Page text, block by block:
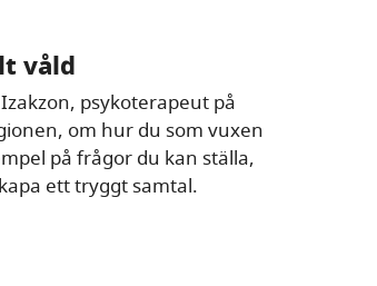
våld
psykoterapeut på
om hur du som vuxen
på frågor du kan ställa,
ett tryggt samtal.